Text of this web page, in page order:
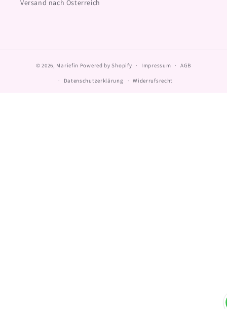
Versand nach Österreich
© 2026, Mariefin Powered by Shopify Impressum AGB
Datenschutzerklärung Widerrufsrecht